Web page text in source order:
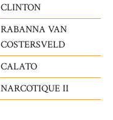
CLINTON
RABANNA VAN
COSTERSVELD
CALATO
NARCOTIQUE II